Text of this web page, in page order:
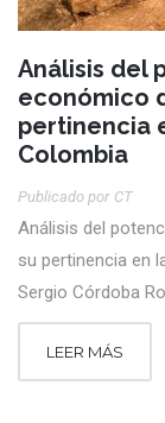
Análisis del
económico
pertinencia
Colombia
Publicado por CT
Análisis del
su pertinencia
Sergio Córdoba
LEER MÁS